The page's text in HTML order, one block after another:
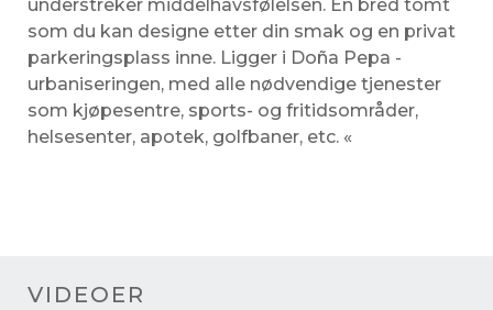
understreker middelhavsfølelsen. En bred tomt
som du kan designe etter din smak og en privat
parkeringsplass inne. Ligger i Doña Pepa -
urbaniseringen, med alle nødvendige tjenester
som kjøpesentre, sports- og fritidsområder,
helsesenter, apotek, golfbaner, etc. «
VIDEOER